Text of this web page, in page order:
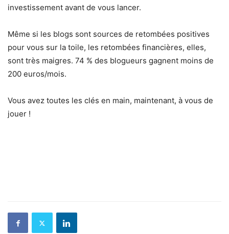
investissement avant de vous lancer.
Même si les blogs sont sources de retombées positives
pour vous sur la toile, les retombées financières, elles,
sont très maigres. 74 % des blogueurs gagnent moins de
200 euros/mois.
Vous avez toutes les clés en main, maintenant, à vous de
jouer !